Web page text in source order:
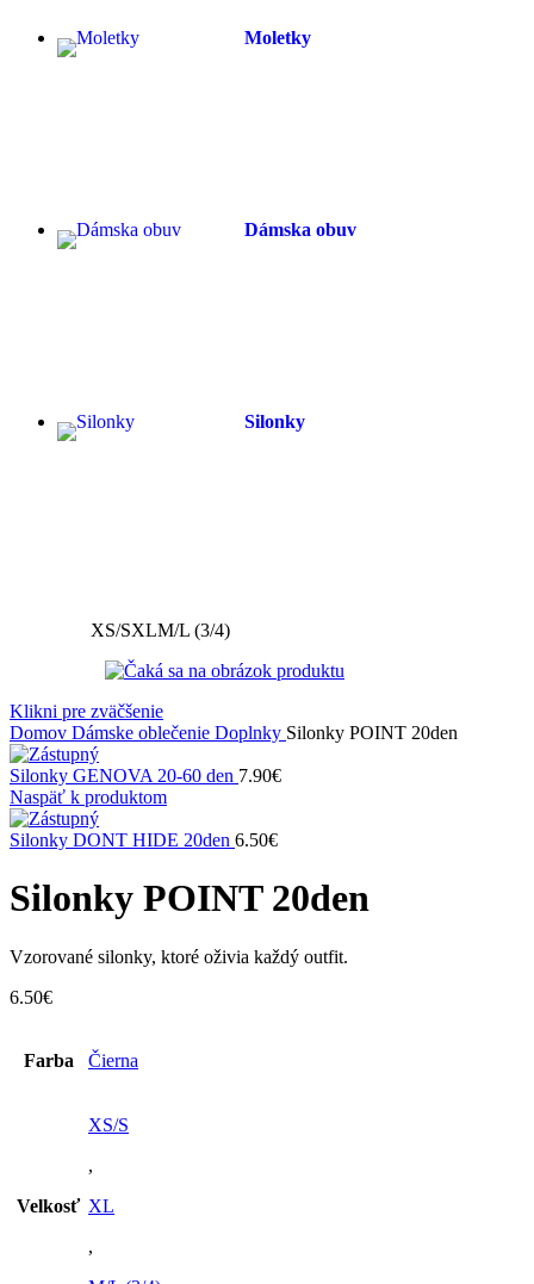
Moletky
Dámska obuv
Silonky
XS/SXLM/L (3/4)
Klikni pre zväčšenie
Domov Dámske oblečenie Doplnky Silonky POINT 20den
Silonky GENOVA 20-60 den 7.90€
Naspäť k produktom
Silonky DONT HIDE 20den 6.50€
Silonky POINT 20den
Vzorované silonky, ktoré oživia každý outfit.
6.50€
Farba Čierna
Velkosť
XS/S
,
XL
,